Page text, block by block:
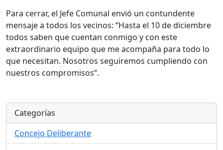
Para cerrar, el Jefe Comunal envió un contundente
mensaje a todos los vecinos: “Hasta el 10 de diciembre
todos saben que cuentan conmigo y con este
extraordinario equipo que me acompaña para todo lo
que necesitan. Nosotros seguiremos cumpliendo con
nuestros compromisos”.
Categorías
Concejo Deliberante